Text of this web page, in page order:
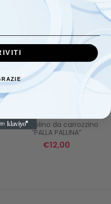
Lenzuolino da carrozzino
”PALLA PALLINA”
€12,00